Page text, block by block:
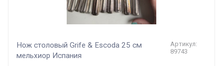
Нож столовый Grife & Escoda 25 см
мельхиор Испания
Артикул:
89743